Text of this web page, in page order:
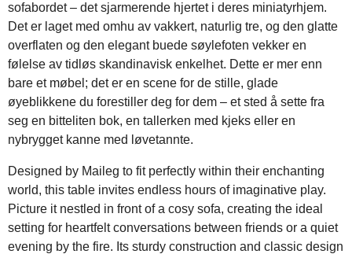
sofabordet – det sjarmerende hjertet i deres miniatyrhjem.
Det er laget med omhu av vakkert, naturlig tre, og den glatte
overflaten og den elegant buede søylefoten vekker en
følelse av tidløs skandinavisk enkelhet. Dette er mer enn
bare et møbel; det er en scene for de stille, glade
øyeblikkene du forestiller deg for dem – et sted å sette fra
seg en bitteliten bok, en tallerken med kjeks eller en
nybrygget kanne med løvetannte.
Designed by Maileg to fit perfectly within their enchanting
world, this table invites endless hours of imaginative play.
Picture it nestled in front of a cosy sofa, creating the ideal
setting for heartfelt conversations between friends or a quiet
evening by the fire. Its sturdy construction and classic design